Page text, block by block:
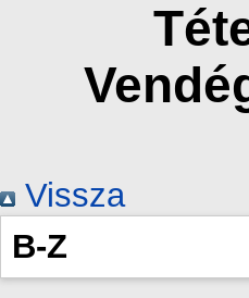
Vissza
B-Z